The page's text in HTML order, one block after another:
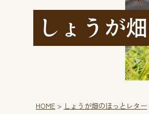
しょうが
HOME > しょうが畑のほっとレター